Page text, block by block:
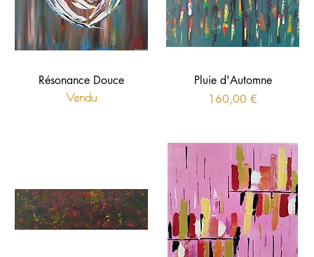
Résonance Douce
Vendu
Pluie d'Automne
Prix
160,00 €